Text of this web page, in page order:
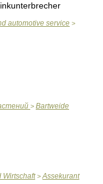
automotive service >
> Bartweide
Wirtschaft> Assekurant